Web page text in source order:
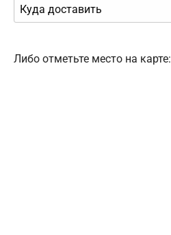
Либо отметьте место на карте: